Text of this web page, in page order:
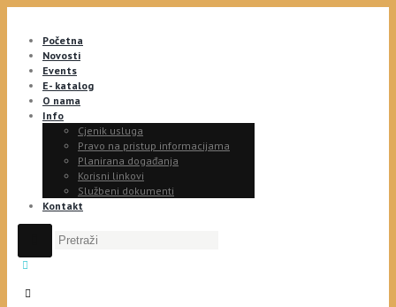
Početna
Novosti
Events
E- katalog
O nama
Info
Cjenik usluga
Pravo na pristup informacijama
Planirana događanja
Korisni linkovi
Službeni dokumenti
Kontakt